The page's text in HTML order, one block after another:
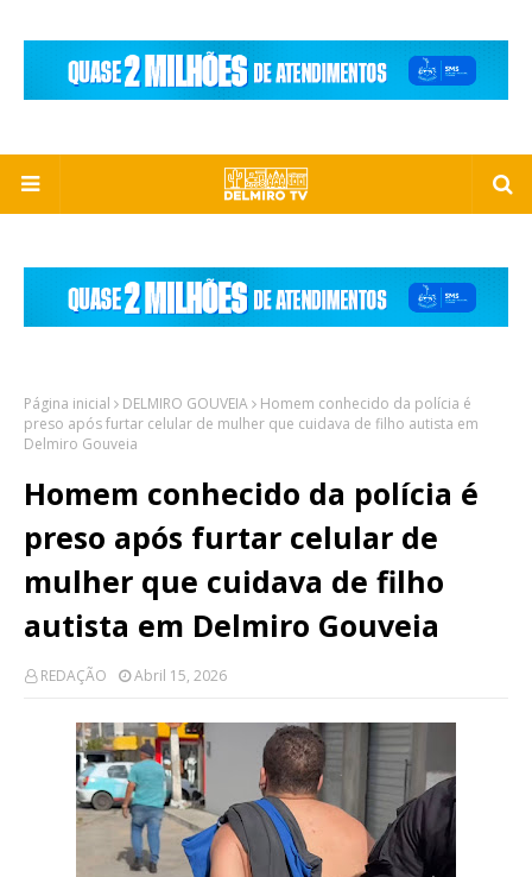
Página inicial DELMIRO GOUVEIA
Homem conhecido da polícia é
preso após furtar celular de mulher que cuidava de filho autista em
Delmiro Gouveia
Homem conhecido da polícia é
preso após furtar celular de
mulher que cuidava de filho
autista em Delmiro Gouveia
REDAÇÃO Abril 15, 2026